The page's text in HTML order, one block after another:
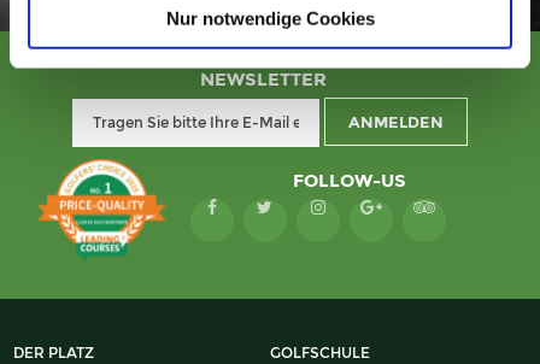
Nur notwendige Cookies
NEWSLETTER
FOLLOW-US
DER PLATZ
GOLFSCHULE